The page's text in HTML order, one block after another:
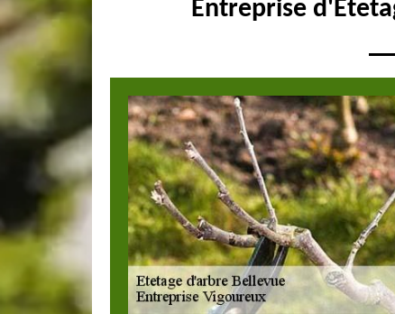
Entreprise